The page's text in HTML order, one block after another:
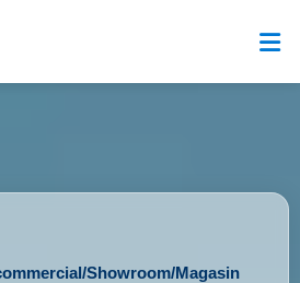
Showroom/Magasin